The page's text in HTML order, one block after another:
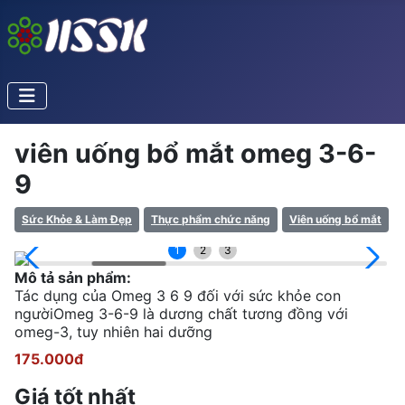
viên uống bổ mắt omeg 3-6-
9
Sức Khỏe & Làm Đẹp Thực phẩm chức năng Viên uống bổ mắt
1 2 3
Mô tả sản phẩm:
Tác dụng của Omeg 3 6 9 đối với sức khỏe con
ngườiOmeg 3-6-9 là dương chất tương đồng với
omeg-3, tuy nhiên hai dưỡng
175.000đ
Giá tốt nhất